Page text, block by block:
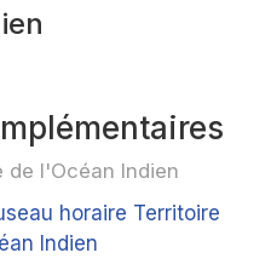
de l'Océan Indien
horaire Territoire
Indien